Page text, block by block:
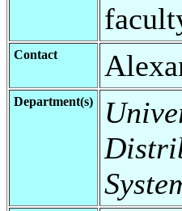
Contact
Department(s)